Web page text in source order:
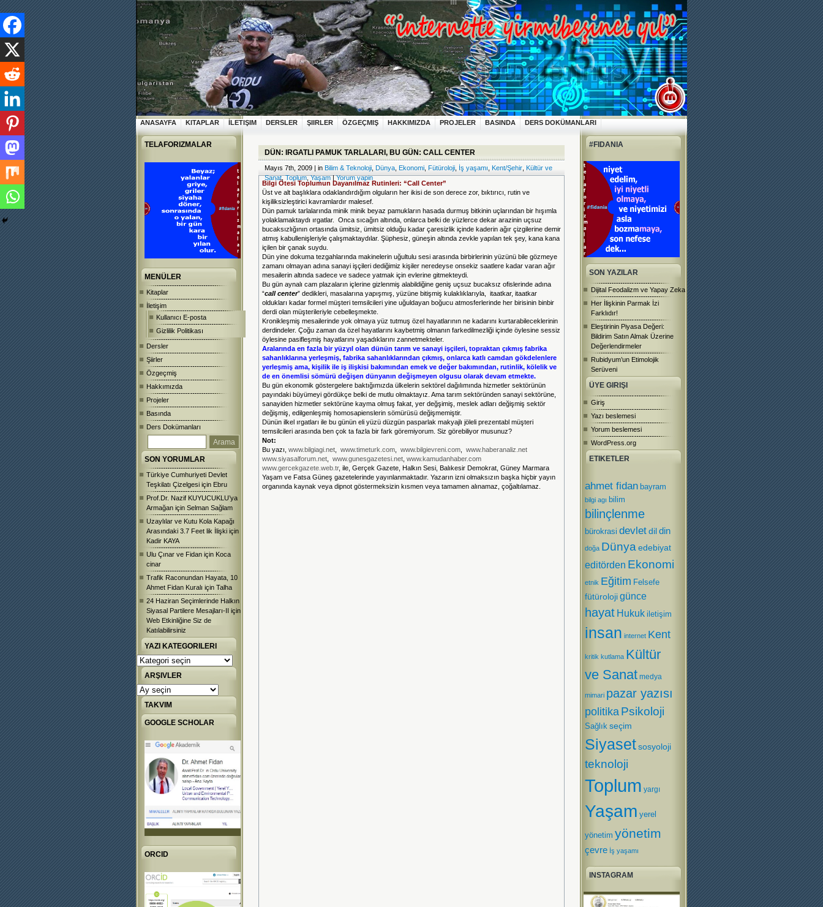
ANASAYFA KITAPLAR İLETIŞIM DERSLER ŞIIRLER ÖZGEÇMIŞ HAKKIMIZDA PROJELER BASINDA DERS DOKÜMANLARI
TELAFORIZMALAR
MENÜLER
Kitaplar
İletişim
Kullanıcı E-posta
Gizlilik Politikası
Dersler
Şiirler
Özgeçmiş
Hakkımızda
Projeler
Basında
Ders Dokümanları
SON YORUMLAR
Türkiye Cumhuriyeti Devlet
Teşkilatı Çizelgesi için Ebru
Prof.Dr. Nazif KUYUCUKLU’ya
Armağan için Selman Sağlam
Uzaylılar ve Kutu Kola Kapağı
Arasındaki 3.7 Feet lik İlişki için
Kadir KAYA
Ulu Çınar ve Fidan için Koca
cinar
Trafik Raconundan Hayata, 10
Ahmet Fidan Kuralı için Talha
24 Haziran Seçimlerinde Halkın
Siyasal Partilere Mesajları-II için
Web Etkinliğine Siz de
Katılabilirsiniz
YAZI KATEGORILERI
Yazı
Kategorileri
ARŞIVLER
Arşivler
TAKVIM
GOOGLE SCHOLAR
ORCID
#FIDANIA
SON YAZILAR
Dijital Feodalizm ve Yapay Zeka
Her İlişkinin Parmak İzi
Farklıdır!
Eleştirinin Piyasa Değeri:
Bildirim Satın Almak Üzerine
Değerlendirmeler
Rubidyum’un Etimolojik
Serüveni
ÜYE GIRIŞI
Giriş
Yazı beslemesi
Yorum beslemesi
WordPress.org
ETIKETLER
ahmet fidan bayram
bilgi agı bilim
bilinçlenme
bürokrasi devletdildin
doğa Dünya edebiyat
editörden Ekonomi
etnik Eğitim Felsefe
fütürolojigünce
hayat Hukuk iletişim
insan internet Kent
kritik kutlama Kültür
ve Sanat medya
mimari pazar yazısı
politika Psikoloji
Sağlık seçim
Siyasetsosyoloji
teknoloji
Toplum yargı
Yaşam yerel
yönetim yönetim
çevre İş yaşamı
INSTAGRAM
DÜN: IRGATLI PAMUK TARLALARI, BU GÜN: CALL CENTER
Mayıs 7th, 2009 | in Bilim & Teknoloji Dünya Ekonomi Fütüroloji İş yaşamı Kent/Şehir Kültür ve
Sanat,Toplum,Yaşam|Yorum yapin
Bilgi Ötesi Toplumun Dayanılmaz Rutinleri: “Call Center”
Üst ve alt başlıklara odaklandırdığım olguların her ikisi de son derece zor, bıktırıcı, rutin ve
kişiliksizleştirici kavramlardır malesef.
Dün pamuk tarlalarında minik minik beyaz pamukların hasada durmuş bitkinin uçlarından bir hışımla
yolaklamaktaydı ırgatlar. Onca sıcağın altında, onlarca belki de yüzlerce dekar arazinin uçsuz
bucaksızlığının ortasında ümitsiz, ümitsiz olduğu kadar çaresizlik içinde kaderin ağır çizgilerine demir
atmış kabullenişleriyle çalışmaktaydılar. Şüphesiz, güneşin altında zevkle yapılan tek şey, kana kana
içilen bir çanak suydu.
Dün yine dokuma tezgahlarında makinelerin uğultulu sesi arasında birbirlerinin yüzünü bile gözmeye
zamanı olmayan adına sanayi işçileri dediğimiz kişiler neredeyse onsekiz saatlere kadar varan ağır
mesailerin altında sadece ve sadece yatmak için evlerine gitmekteydi.
Bu gün aynalı cam plazaların içlerine gizlenmiş alabildiğine geniş uçsuz bucaksız ofislerinde adına
“call center” dedikleri, masalarına yapışmış, yüzüne bitişmiş kulaklıklarıyla, itaatkar, itaatkar
oldukları kadar formel müşteri temsilcileri yine uğuldayan boğucu atmosferlerinde her birisinin binbir
derdi olan müşterileriyle cebelleşmekte.
Kronikleşmiş mesailerinde yok olmaya yüz tutmuş özel hayatlarının ne kadarını kurtarabileceklerinin
derdindeler. Çoğu zaman da özel hayatlarını kaybetmiş olmanın farkedilmezliği içinde öylesine sessiz
öylesine pasifleşmiş hayatlarını yaşadıklarını zannetmekteler.
Aralarında en fazla bir yüzyıl olan dünün tarım ve sanayi işçileri, topraktan çıkmış fabrika
sahanlıklarına yerleşmiş, fabrika sahanlıklarından çıkmış, onlarca katlı camdan gökdelenlere
yerleşmiş ama, kişilik ile iş ilişkisi bakımından emek ve değer bakımından, rutinlik, kölelik ve
de en önemlisi sömürü değişen dünyanın değişmeyen olgusu olarak devam etmekte.
Bu gün ekonomik göstergelere baktığımızda ülkelerin sektörel dağılımında hizmetler sektörünün
payındaki büyümeyi gördükçe belki de mutlu olmaktayız. Ama tarım sektöründen sanayi sektörüne,
sanayiden hizmetler sektörüne kayma olmuş fakat, yer değşimiş, meslek adları değişmiş sektör
değişmiş, edilgenleşmiş homosapienslerin sömürüsü değişmemiştir.
Dünün ilkel ırgatları ile bu günün eli yüzü düzgün pasparlak makyajlı jöleli prezentabl müşteri
temsilcileri arasında ben çok ta fazla bir fark göremiyorum. Siz görebiliyor musunuz?
Not:
Bu yazı, www.bilgiagi.net www.timeturk.com www.bilgievreni.com
www.haberanaliz.net
www.siyasalforum.net
www.gunesgazetesi.net www.kamudanhaber.com
www.gercekgazete.web.tr, ile, Gerçek Gazete, Halkın Sesi, Balıkesir Demokrat, Güney Marmara
Yaşam ve Fatsa Güneş gazetelerinde yayınlanmaktadır. Yazarın izni olmaksızın başka hiçbir yayın
organında kaynak veya dipnot göstermeksizin kısmen veya tamamen alınamaz, çoğaltılamaz.